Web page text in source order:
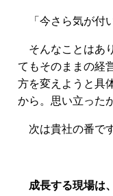
「今さら気が付
そんなことはあ
てもそのままの経
方を変えようと具
から。思い立った
次は貴社の番で
成長する現場は